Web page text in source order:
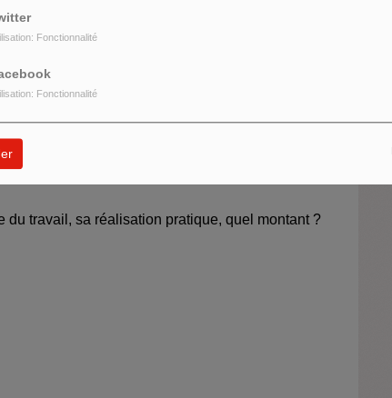
Fonctionnalité
Fonctionnalité
sociaux
du travail, sa réalisation pratique, quel montant ?